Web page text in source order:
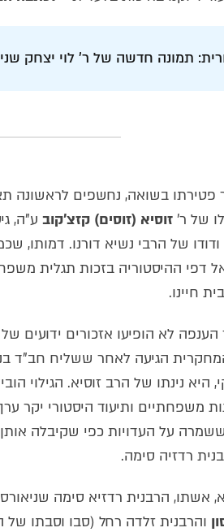
תמונה חדשה של ר' לוי יצחק
לאחר פטירתו בשואה, נחשפים
של ר' זוסיא (זוסים) קזצ'קוב ע"ה,
של הרבי נשיא דורנו. דמותו,
דפי ההיסטוריה בזכות תגלית
חיינו.
לא הופיעו אזכורים ידועים
הגיעה לאחר ששליח חב"ד
היא נינתו של הרב זוסיא. הגילוי
משפחתיים ותיעוד היסטורי יקר
על העדויות כפי שקיבלה
רדזיה סימה.
אשתו, הרבנית רדזיא סימה
והרבנית זלדה רחל (סבו וסבתו